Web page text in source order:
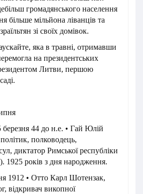
громадянського населення
більше мільйона ліванців та
зі своїх домівок.
яка в травні, отримавши
на президентських
Литви, першою
44 до н.е. • Гай Юлій
полководець,
диктатор Римської республіки
1925 років з дня народження.
1912 • Отто Карл Шотензак,
відкривач викопної